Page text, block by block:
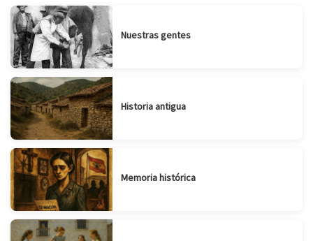
Nuestras gentes
Historia antigua
Memoria histórica